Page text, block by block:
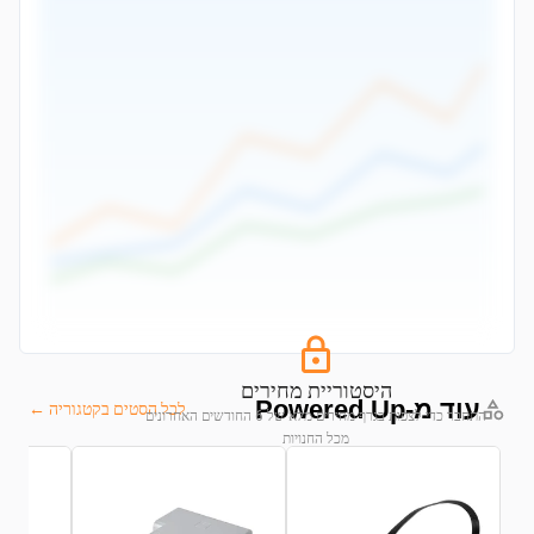
היסטוריית מחירים
התחבר כדי לצפות בגרף מחירים מלא של 6 החודשים האחרונים
מכל החנויות
עוד מ-Powered Up לכל הסטים בקטגוריה ←